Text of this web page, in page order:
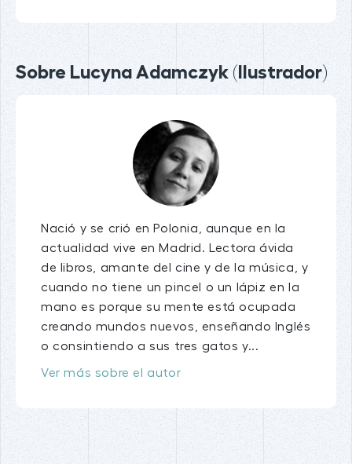
Sobre Lucyna Adamczyk (Ilustrador)
Nació y se crió en Polonia, aunque en la
actualidad vive en Madrid. Lectora ávida
de libros, amante del cine y de la música, y
cuando no tiene un pincel o un lápiz en la
mano es porque su mente está ocupada
creando mundos nuevos, enseñando Inglés
o consintiendo a sus tres gatos y...
Ver más sobre el autor